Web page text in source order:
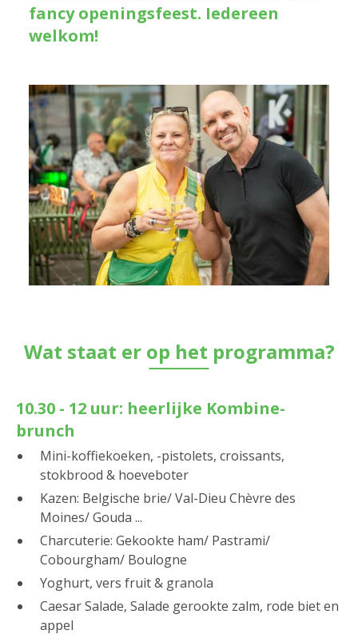
fancy openingsfeest. Iedereen
welkom!
Wat staat er op het programma?
10.30 - 12 uur: heerlijke Kombine-
brunch
Mini-koffiekoeken, -pistolets, croissants,
stokbrood & hoeveboter
Kazen: Belgische brie/ Val-Dieu Chèvre des
Moines/ Gouda ...
Charcuterie: Gekookte ham/ Pastrami/
Cobourgham/ Boulogne
Yoghurt, vers fruit & granola
Caesar Salade, Salade gerookte zalm, rode biet en
appel